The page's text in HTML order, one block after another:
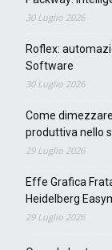
30 Luglio 2026
Roflex:
Software
30 Luglio 2026
Come
produttiva nello
29 Luglio 2026
Effe Grafica
Heidelberg
29 Luglio 2026